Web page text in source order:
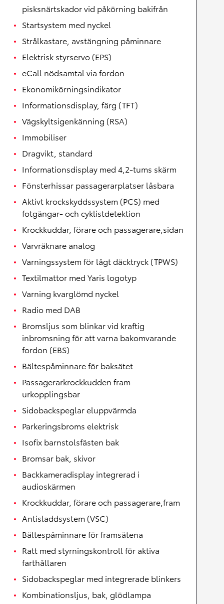
pisksnärtskador vid påkörning bakifrån
Startsystem med nyckel
Strålkastare, avstängning påminnare
Elektrisk styrservo (EPS)
eCall nödsamtal via fordon
Ekonomikörningsindikator
Informationsdisplay, färg (TFT)
Vägskyltsigenkänning (RSA)
Immobiliser
Dragvikt, standard
Informationsdisplay med 4,2-tums skärm
Fönsterhissar passagerarplatser låsbara
Aktivt krockskyddssystem (PCS) med
fotgängar- och cyklistdetektion
Krockkuddar, förare och passagerare,sidan
Varvräknare analog
Varningssystem för lågt däcktryck (TPWS)
Textilmattor med Yaris logotyp
Varning kvarglömd nyckel
Radio med DAB
Bromsljus som blinkar vid kraftig
inbromsning för att varna bakomvarande
fordon (EBS)
Bältespåminnare för baksätet
Passagerarkrockkudden fram
urkopplingsbar
Sidobackspeglar eluppvärmda
Parkeringsbroms elektrisk
Isofix barnstolsfästen bak
Bromsar bak, skivor
Backkameradisplay integrerad i
audioskärmen
Krockkuddar, förare och passagerare,fram
Antisladdsystem (VSC)
Bältespåminnare för framsätena
Ratt med styrningskontroll för aktiva
farthållaren
Sidobackspeglar med integrerade blinkers
Kombinationsljus, bak, glödlampa